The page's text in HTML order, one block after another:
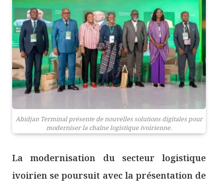
Abidjan Terminal présente de nouvelles solutions digitales pour
moderniser la chaîne logistique ivoirienne.
La modernisation du secteur logistique
ivoirien se poursuit avec la présentation de